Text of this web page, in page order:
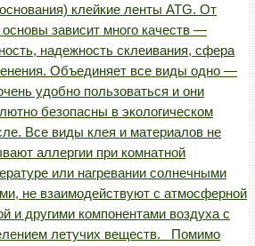
клейкие ленты ATG. От
основы зависит много качеств —
надежность склеивания, сфера
Объединяет все виды одно —
удобно пользоваться и они
безопасны в экологическом
Все виды клея и материалов не
аллергии при комнатной
или нагревании солнечными
не взаимодействуют с атмосферной
и другими компонентами воздуха с
летучих веществ. Помимо